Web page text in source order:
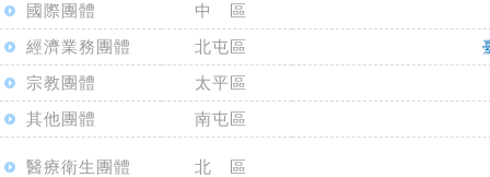
國際團體
中 區
經濟業務團體
北屯區
宗教團體
太平區
其他團體
南屯區
醫療衛生團體 北 區